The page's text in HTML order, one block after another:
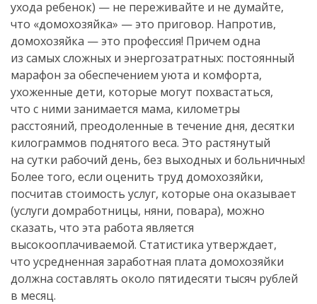
ухода ребенок) — не переживайте и не думайте,
что «домохозяйка» — это приговор. Напротив,
домохозяйка — это профессия! Причем одна
из самых сложных и энергозатратных: постоянный
марафон за обеспечением уюта и комфорта,
ухоженные дети, которые могут похвастаться,
что с ними занимается мама, километры
расстояний, преодоленные в течение дня, десятки
килограммов поднятого веса. Это растянутый
на сутки рабочий день, без выходных и больничных!
Более того, если оценить труд домохозяйки,
посчитав стоимость услуг, которые она оказывает
(услуги домработницы, няни, повара), можно
сказать, что эта работа является
высокооплачиваемой. Статистика утверждает,
что усредненная заработная плата домохозяйки
должна составлять около пятидесяти тысяч рублей
в месяц.